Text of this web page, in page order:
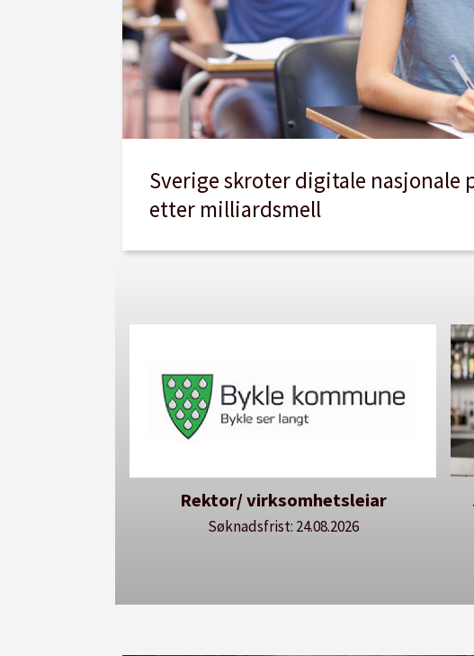
Sverige skroter digitale nasjonale
etter milliardsmell
Rektor/ virksomhetsleiar
Søknadsfrist: 24.08.2026